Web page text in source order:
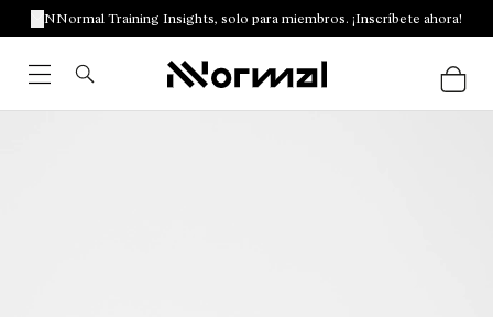
NNormal Training Insights, solo para miembros. ¡Inscríbete ahora!